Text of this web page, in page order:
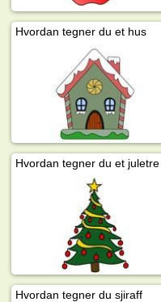
Hvordan tegner du et hus
Hvordan tegner du et juletre
Hvordan tegner du sjiraff